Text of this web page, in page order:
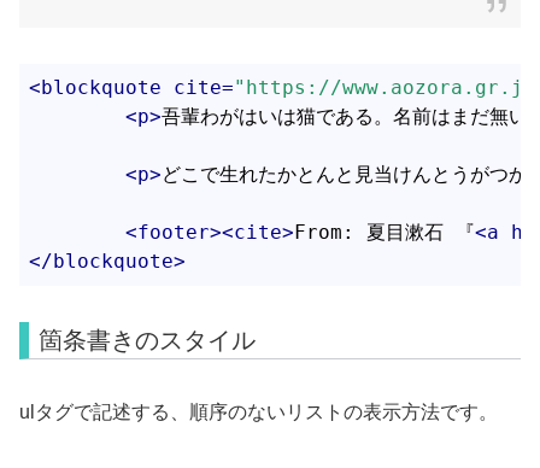
< blockquote cite="https://
<p>吾輩わがはいは猫である。名前はまだ無い
<p>どこで生れたかとんと見当けんとうがつ
<footer><cite> From: 夏目漱石 『<a
</ blockquote>
箇条書きのスタイル
ulタグで記述する、順序のないリストの表示方法です。